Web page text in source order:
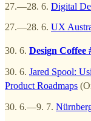
27.—28. 6. Digital
27.—28. 6. UX
30. 6. Design Coffee
30. 6. Jared Spool:
Product Roadmaps
30. 6.—9. 7.